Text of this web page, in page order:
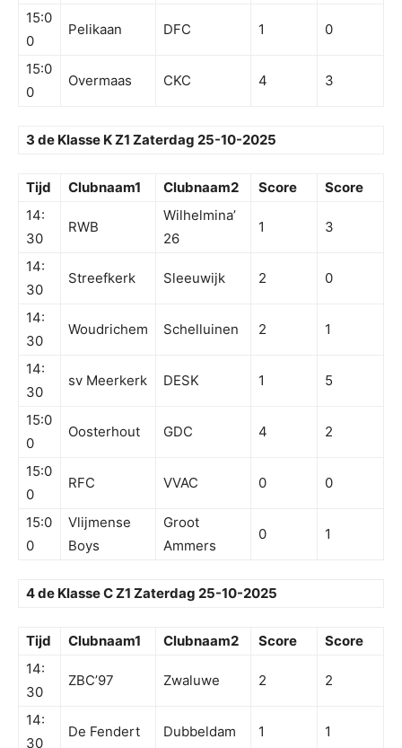
15:0
0
Pelikaan DFC 1 0
15:0
0
Overmaas CKC 4 3
3 de Klasse K Z1 Zaterdag 25-10-2025
Tijd Clubnaam1 Clubnaam2 Score
Score
14:
30
RWB
Wilhelmina’
26
1 3
14:
30
Streefkerk Sleeuwijk 2 0
14:
30
Woudrichem Schelluinen 2 1
14:
30
sv Meerkerk DESK 1 5
15:0
0
Oosterhout GDC 4 2
15:0
0
RFC VVAC 0 0
15:0
0
Vlijmense
Boys
Groot
Ammers
0 1
4 de Klasse C Z1 Zaterdag 25-10-2025
Tijd Clubnaam1 Clubnaam2 Score
Score
14:
30
ZBC’97 Zwaluwe 2 2
14:
30
De Fendert Dubbeldam 1 1